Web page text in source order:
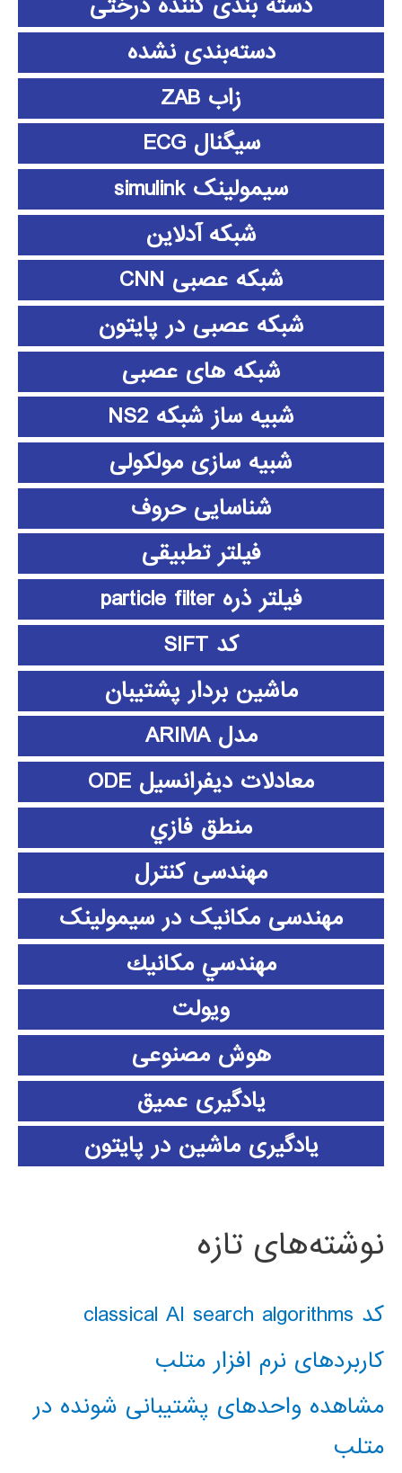
دسته‌بندی نشده
زاب ZAB
سیگنال ECG
سیمولینک simulink
شبکه آدلاین
شبکه عصبی CNN
شبکه عصبی در پایتون
شبکه های عصبی
شبیه ساز شبکه NS2
شبیه سازی مولکولی
شناسایی حروف
فیلتر تطبیقی
فیلتر ذره particle filter
کد SIFT
ماشین بردار پشتیبان
مدل ARIMA
معادلات دیفرانسیل ODE
منطق فازي
مهندسی کنترل
مهندسی مکانیک در سیمولینک
مهندسي مكانيك
ویولت
هوش مصنوعی
یادگیری عمیق
یادگیری ماشین در پایتون
نوشته‌های تازه
کد classical AI search algorithms
کاربردهای نرم افزار متلب
مشاهده واحدهای پشتیبانی شونده در
متلب